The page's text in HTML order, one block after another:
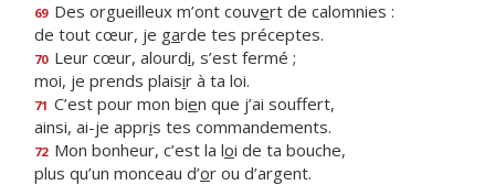
69 Des orgueilleux m’ont couvert de calomnies :
de tout cœur, je garde tes préceptes.
70 Leur cœur, alourdi, s’est fermé ;
moi, je prends plaisir à ta loi.
71 C’est pour mon bien que j’ai souffert,
ainsi, ai-je appris tes commandements.
72 Mon bonheur, c’est la loi de ta bouche,
plus qu’un monceau d’or ou d’argent.